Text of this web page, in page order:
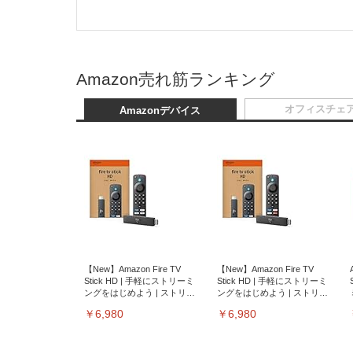
Amazon売れ筋ランキング
Amazonデバイス
【New】Amazon Fire TV
Stick HD | 手軽にストリーミ
ングをはじめよう | ストリー
￥6,980
【New】Amazon Fire TV
Stick HD | 手軽にストリーミ
ングをはじめよう | ストリー
￥6,980
オフィスチェ